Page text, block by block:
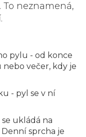
neznamená,
pylu - od konce
večer, kdy je
- pyl se v ní
se ukládá na
Denní sprcha je